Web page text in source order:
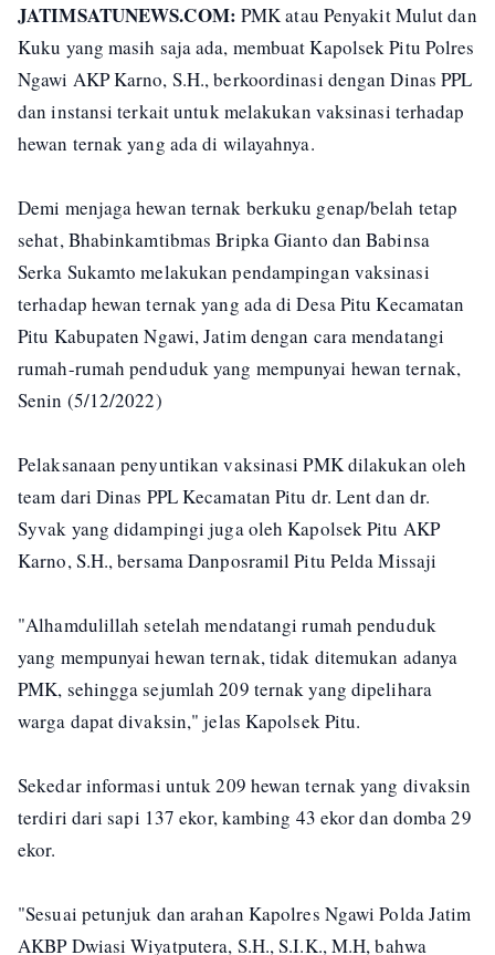
JATIMSATUNEWS.COM: PMK atau Penyakit Mulut dan
Kuku yang masih saja ada, membuat Kapolsek Pitu Polres
Ngawi AKP Karno, S.H., berkoordinasi dengan Dinas PPL
dan instansi terkait untuk melakukan vaksinasi terhadap
hewan ternak yang ada di wilayahnya.
Demi menjaga hewan ternak berkuku genap/belah tetap
sehat, Bhabinkamtibmas Bripka Gianto dan Babinsa
Serka Sukamto melakukan pendampingan vaksinasi
terhadap hewan ternak yang ada di Desa Pitu Kecamatan
Pitu Kabupaten Ngawi, Jatim dengan cara mendatangi
rumah-rumah penduduk yang mempunyai hewan ternak,
Senin (5/12/2022)
Pelaksanaan penyuntikan vaksinasi PMK dilakukan oleh
team dari Dinas PPL Kecamatan Pitu dr. Lent dan dr.
Syvak yang didampingi juga oleh Kapolsek Pitu AKP
Karno, S.H., bersama Danposramil Pitu Pelda Missaji
"Alhamdulillah setelah mendatangi rumah penduduk
yang mempunyai hewan ternak, tidak ditemukan adanya
PMK, sehingga sejumlah 209 ternak yang dipelihara
warga dapat divaksin," jelas Kapolsek Pitu.
Sekedar informasi untuk 209 hewan ternak yang divaksin
terdiri dari sapi 137 ekor, kambing 43 ekor dan domba 29
ekor.
"Sesuai petunjuk dan arahan Kapolres Ngawi Polda Jatim
AKBP Dwiasi Wiyatputera, S.H., S.I.K., M.H, bahwa